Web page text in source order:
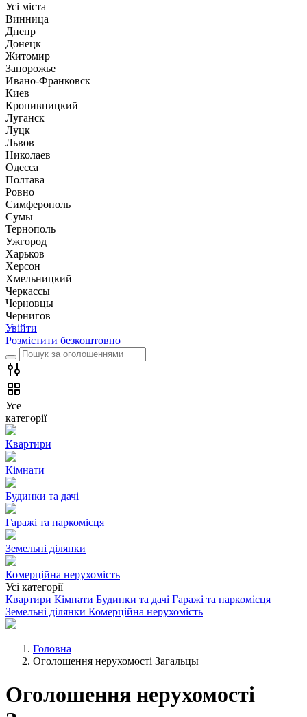
Усі міста
Винница
Днепр
Донецк
Житомир
Запорожье
Ивано-Франковск
Киев
Кропивницкий
Луганск
Луцк
Львов
Николаев
Одесса
Полтава
Ровно
Симферополь
Сумы
Тернополь
Ужгород
Харьков
Херсон
Хмельницкий
Черкассы
Чернoвцы
Чернигов
Увійти
Розмістити безкоштовно
Усе
категорії
Квартири
Кімнати
Будинки та дачі
Гаражі та паркомісця
Земельні ділянки
Комерційна нерухомість
Усі категорії
Квартири Кімнати Будинки та дачі Гаражі та паркомісця
Земельні ділянки Комерційна нерухомість
Головна
Оголошення нерухомості Загальцы
Оголошення нерухомості